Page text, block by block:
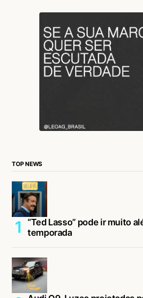
TOP NEWS
“Ted Lasso” pode ir muito
temporada